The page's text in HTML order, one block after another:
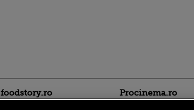
foodstory.ro Procinema.ro